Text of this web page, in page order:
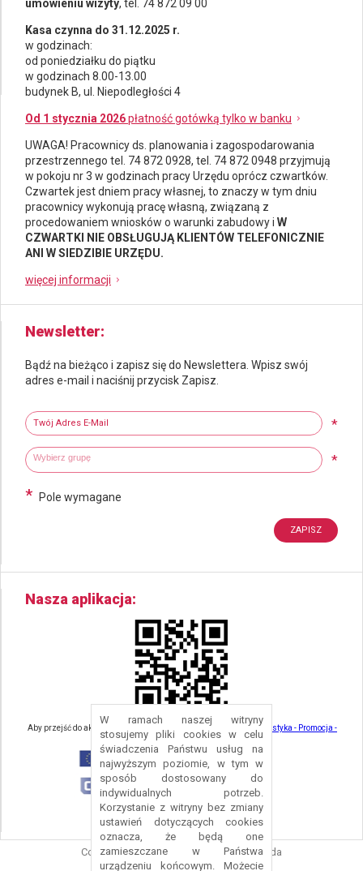
W ramach naszej witryny
stosujemy pliki cookies w celu
świadczenia Państwu usług na
najwyższym poziomie, w tym w
sposób dostosowany do
indywidualnych potrzeb.
Korzystanie z witryny bez zmiany
ustawień dotyczących cookies
oznacza, że będą one
zamieszczane w Państwa
urządzeniu końcowym. Możecie
umówieniu wizyty, tel. 74 872 09 00
Kasa czynna do 31.12.2025 r.
w godzinach:
od poniedziałku do piątku
w godzinach 8.00-13.00
budynek B, ul. Niepodległości 4
Od 1 stycznia 2026płatność gotówką tylko w banku
UWAGA! Pracownicy ds. planowania i zagospodarowania
przestrzennego tel. 74 872 0928, tel. 74 872 0948 przyjmują
w pokoju nr 3 w godzinach pracy Urzędu oprócz czwartków.
Czwartek jest dniem pracy własnej, to znaczy w tym dniu
pracownicy wykonują pracę własną, związaną z
procedowaniem wniosków o warunki zabudowy i W
CZWARTKI NIE OBSŁUGUJĄ KLIENTÓW TELEFONICZNIE
ANI W SIEDZIBIE URZĘDU.
więcej informacji
Newsletter
Bądź na bieżąco i zapisz się do Newslettera. Wpisz swój
adres e-mail i naciśnij przycisk Zapisz.
Twój adres e-mail
*
Wybierz grupy tematyczne *
Wpisz wyszukiwaną fraze
* Pole wymagane
Nasza aplikacja
Aby przejść do aktualności związanych z turystyką - kliknij tu:
Turystyka - Promocja -
Strefa Turysty - Gmina Nowa Ruda
Copyright © 2016 Urząd Gminy Nowa Ruda